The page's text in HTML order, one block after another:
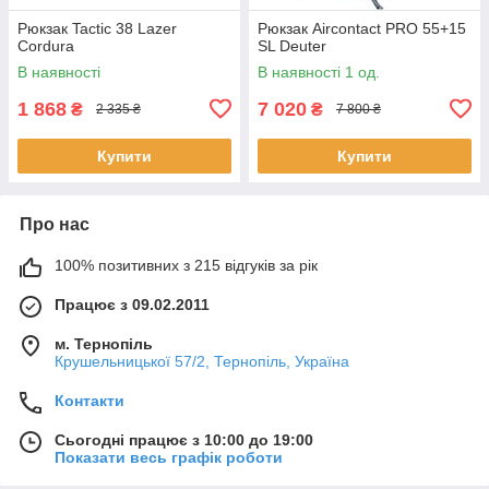
Рюкзак Tactic 38 Lazer
Cordura
В наявності
1 868 ₴ 2 335 ₴
Купити
Рюкзак Aircontact PRO 55+15
SL Deuter
В наявності 1 од.
7 020 ₴ 7 800 ₴
Купити
Про нас
100% позитивних з 215 відгуків за рік
Працює з 09.02.2011
м. Тернопіль
Крушельницької 57/2, Тернопіль, Україна
Контакти
Сьогодні працює з 10:00 до 19:00
Показати весь графік роботи